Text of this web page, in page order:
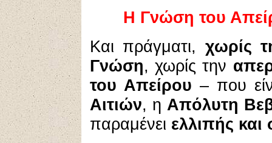
Η Γνώση του
Και πράγματι, χωρίς
Γνώση, χωρίς την
του Απείρου – που
Αιτιών, η Απόλυτη
παραμένει ελλιπής και